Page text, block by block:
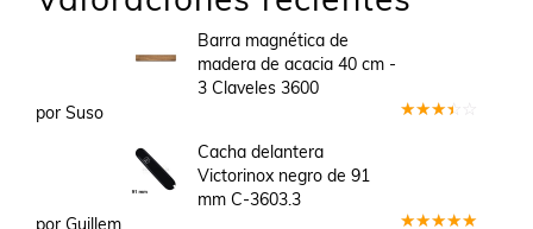
Barra magnética de
madera de acacia 40 cm -
3 Claveles 3600
por Suso
Cacha delantera
Victorinox negro de 91
mm C-3603.3
por Guillem